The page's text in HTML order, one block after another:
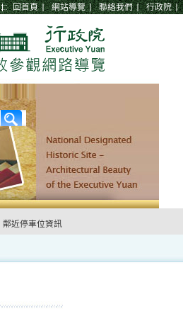
::: 回首頁 網站導覽 聯絡我們 行政院
鄰近停車位資訊